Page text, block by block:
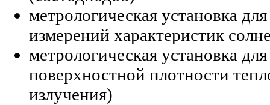
метрологическая установка
измерений характеристик
метрологическая установка
поверхностной плотности
излучения)